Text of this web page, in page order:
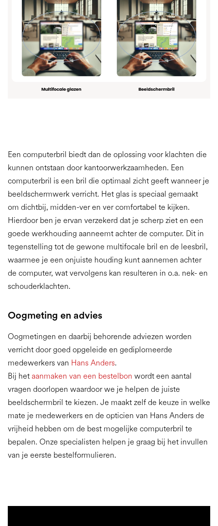
Een computerbril biedt dan de oplossing voor klachten die
kunnen ontstaan door kantoorwerkzaamheden. Een
computerbril is een bril die optimaal zicht geeft wanneer je
beeldschermwerk verricht. Het glas is speciaal gemaakt
om dichtbij, midden-ver en ver comfortabel te kijken.
Hierdoor ben je ervan verzekerd dat je scherp ziet en een
goede werkhouding aanneemt achter de computer. Dit in
tegenstelling tot de gewone multifocale bril en de leesbril,
waarmee je een onjuiste houding kunt aannemen achter
de computer, wat vervolgens kan resulteren in o.a. nek- en
schouderklachten.
Oogmeting en advies
Oogmetingen en daarbij behorende adviezen worden
verricht door goed opgeleide en gediplomeerde
medewerkers van Hans Anders.
Bij het aanmaken van een bestelbon wordt een aantal
vragen doorlopen waardoor we je helpen de juiste
beeldschermbril te kiezen. Je maakt zelf de keuze in welke
mate je medewerkers en de opticien van Hans Anders de
vrijheid hebben om de best mogelijke computerbril te
bepalen. Onze specialisten helpen je graag bij het invullen
van je eerste bestelformulieren.